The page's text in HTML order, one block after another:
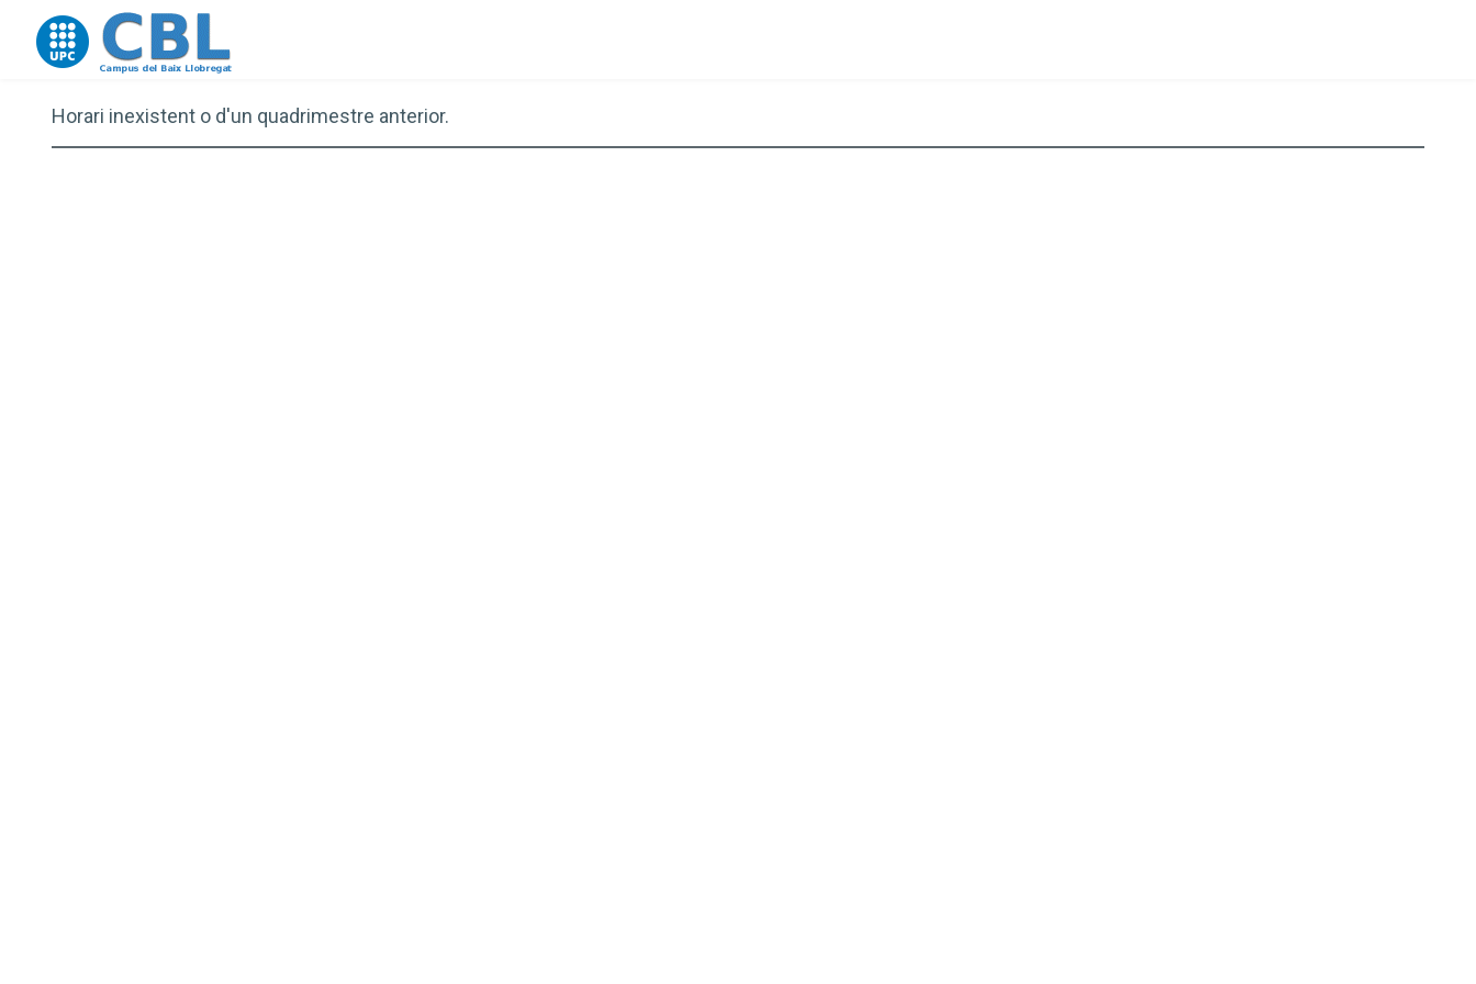
Go to upc.edu
Horari inexistent o d'un quadrimestre anterior.